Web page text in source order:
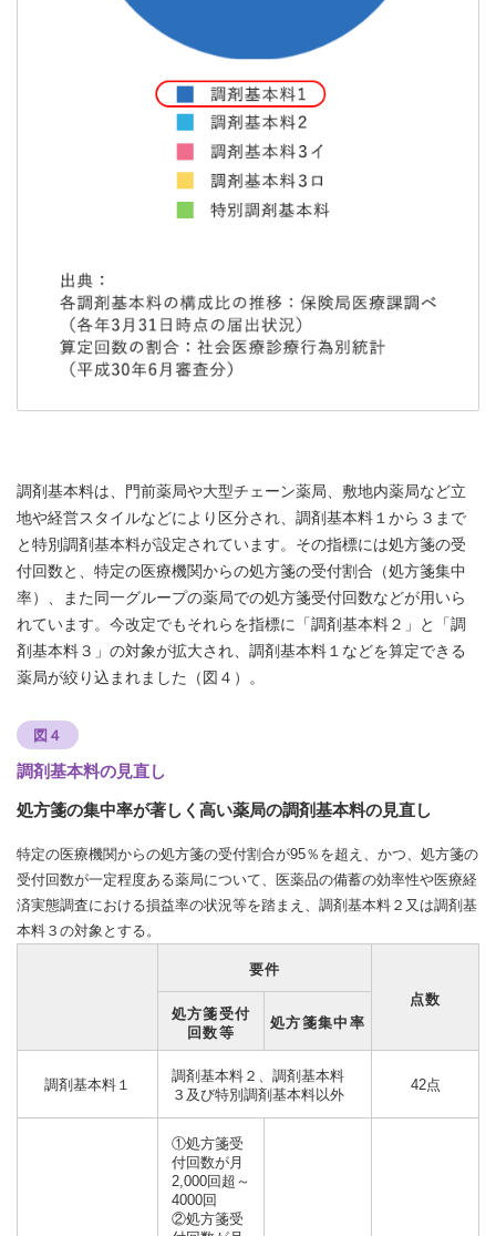
調剤基本料は、門前薬局や大型チェーン薬局、敷地内薬局など立
地や経営スタイルなどにより区分され、調剤基本料１から３まで
と特別調剤基本料が設定されています。その指標には処方箋の受
付回数と、特定の医療機関からの処方箋の受付割合（処方箋集中
率）、また同一グループの薬局での処方箋受付回数などが用いら
れています。今改定でもそれらを指標に「調剤基本料２」と「調
剤基本料３」の対象が拡大され、調剤基本料１などを算定できる
薬局が絞り込まれました（図４）。
図４
調剤基本料の見直し
処方箋の集中率が著しく高い薬局の調剤基本料の見直し
特定の医療機関からの処方箋の受付割合が95％を超え、かつ、処方箋の
受付回数が一定程度ある薬局について、医薬品の備蓄の効率性や医療経
済実態調査における損益率の状況等を踏まえ、調剤基本料２又は調剤基
本料３の対象とする。
要件
点数
処方箋受付
回数等
処方箋集中率
調剤基本料１
調剤基本料２、調剤基本料
３及び特別調剤基本料以外
42点
①処方箋受
付回数が月
2,000回超～
4000回
②処方箋受